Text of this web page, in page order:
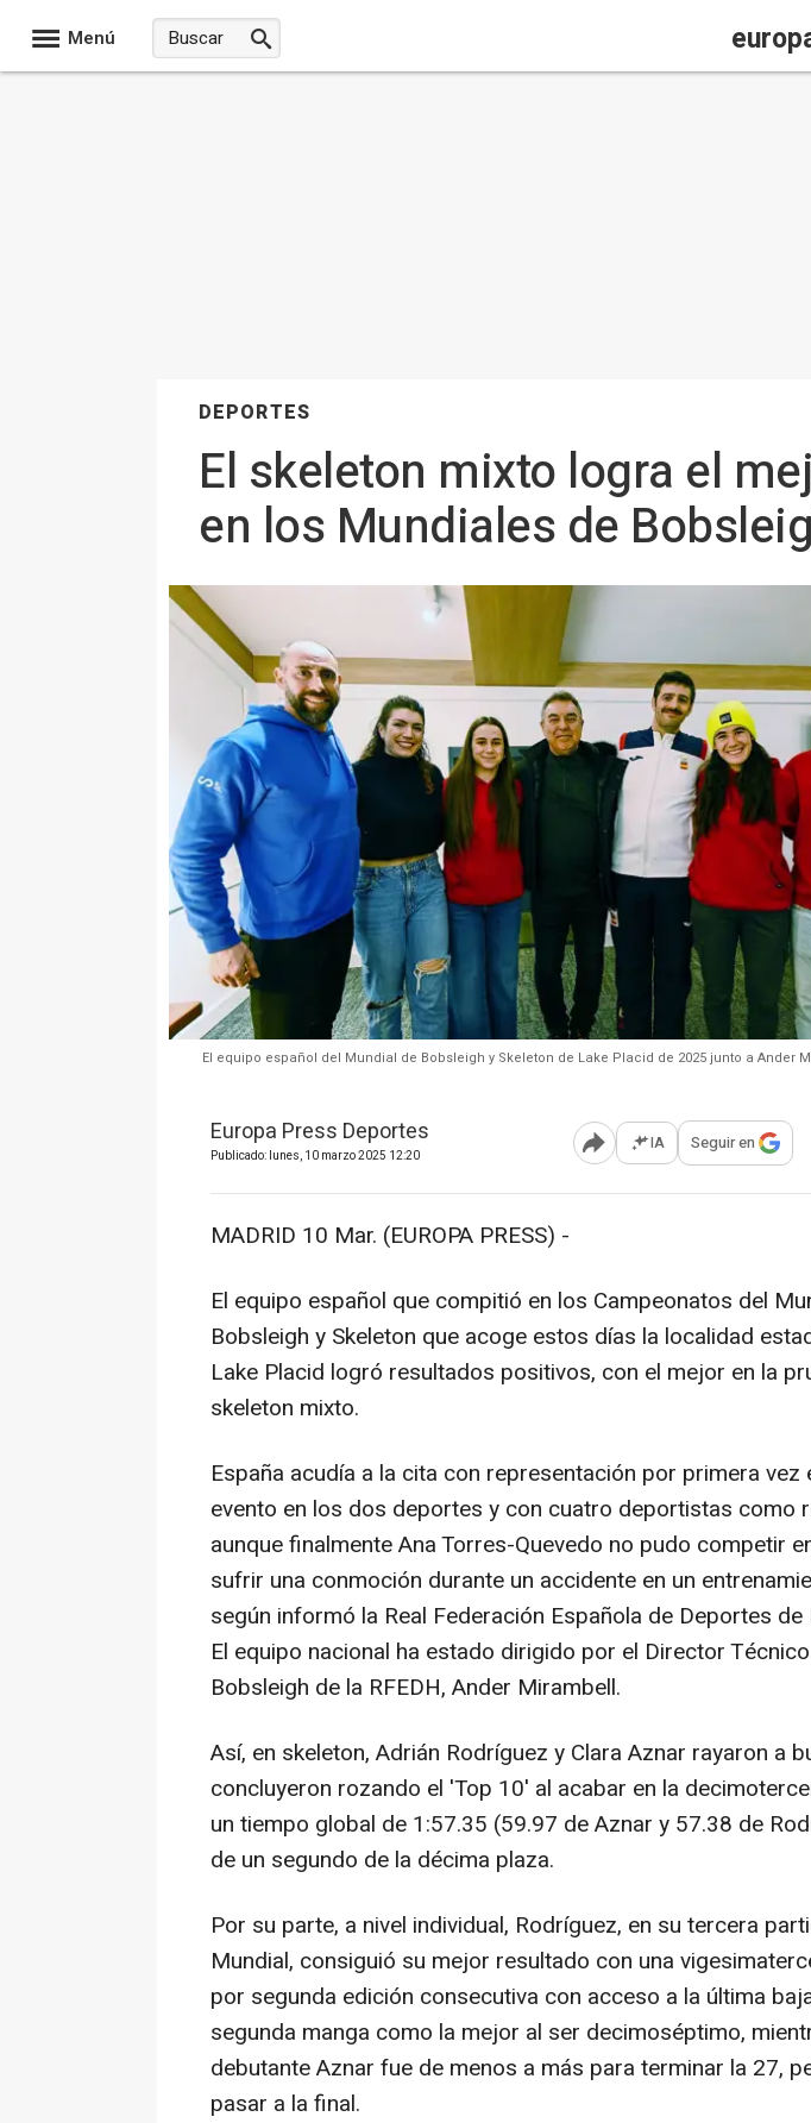
Menú
DEPORTES
El skeleton mixto logra el
en los Mundiales de
El equipo español del Mundial de Bobsleigh y Skeleton de Lake Placid de 2025 junto a Ander
Europa Press Deportes
Publicado: lunes, 10 marzo 2025 12:20 Abrir opciones para
IA Seguir en
MADRID 10 Mar. (EUROPA PRESS) -
El equipo español que compitió en los Campeonatos del
Bobsleigh y Skeleton que acoge estos días la localidad
Lake Placid logró resultados positivos, con el mejor en la
skeleton mixto.
España acudía a la cita con representación por primera vez
evento en los dos deportes y con cuatro deportistas como
aunque finalmente Ana Torres-Quevedo no pudo competir
sufrir una conmoción durante un accidente en un
según informó la Real Federación Española de Deportes de
El equipo nacional ha estado dirigido por el Director
Bobsleigh de la RFEDH, Ander Mirambell.
Así, en skeleton, Adrián Rodríguez y Clara Aznar rayaron a
concluyeron rozando el 'Top 10' al acabar en la
un tiempo global de 1:57.35 (59.97 de Aznar y 57.38 de
de un segundo de la décima plaza.
Por su parte, a nivel individual, Rodríguez, en su tercera
Mundial, consiguió su mejor resultado con una
por segunda edición consecutiva con acceso a la última
segunda manga como la mejor al ser decimoséptimo,
debutante Aznar fue de menos a más para terminar la 27,
pasar a la final.